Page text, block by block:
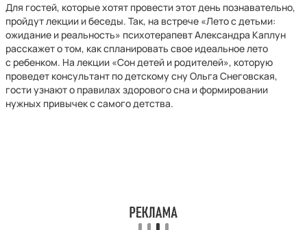
Для гостей, которые хотят провести этот день познавательно,
пройдут лекции и беседы. Так, на встрече «Лето с детьми:
ожидание и реальность» психотерапевт Александра Каплун
расскажет о том, как спланировать свое идеальное лето
с ребенком. На лекции «Сон детей и родителей», которую
проведет консультант по детскому сну Ольга Снеговская,
гости узнают о правилах здорового сна и формировании
нужных привычек с самого детства.